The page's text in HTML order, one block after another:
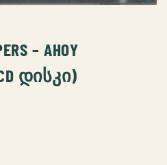
– AHOY
CD ᲓᲘᲡᲙᲘ)